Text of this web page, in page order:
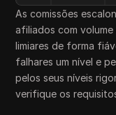
As comissões
afiliados com
limiares de forma
falhares um nível e
pelos seus níveis
verifique os